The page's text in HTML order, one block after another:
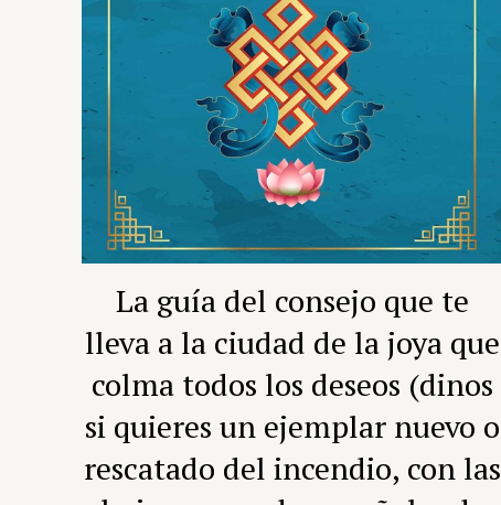
La guía del consejo que te
lleva a la ciudad de la joya que
colma todos los deseos (dinos
si quieres un ejemplar nuevo o
rescatado del incendio, con las